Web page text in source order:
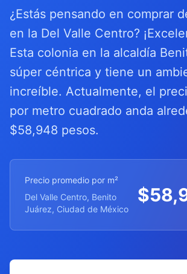
¿Estás pensando en comprar
en la Del Valle Centro?
Esta colonia en la alcaldía
súper céntrica y tiene un
increíble. Actualmente, el
por metro cuadrado anda
$58,948 pesos.
Precio promedio por m²
Del Valle Centro, Benito
Juárez, Ciudad de México
$